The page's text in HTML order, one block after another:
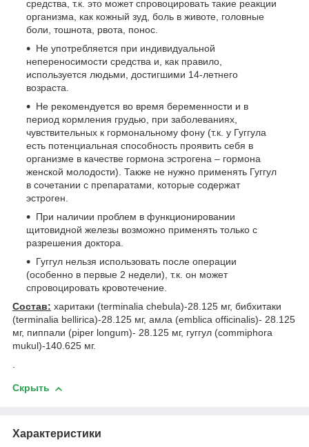
средства, т.к. это может спровоцировать такие реакции
организма, как кожный зуд, боль в животе, головные
боли, тошнота, рвота, понос.
Не употребляется при индивидуальной
непереносимости средства и, как правило,
используется людьми, достигшими 14-летнего
возраста.
Не рекомендуется во время беременности и в
период кормления грудью, при заболеваниях,
чувствительных к гормональному фону (т.к. у Гуггула
есть потенциальная способность проявить себя в
организме в качестве гормона эстрогена – гормона
женской молодости). Также не нужно применять Гуггул
в сочетании с препаратами, которые содержат
эстроген.
При наличии проблем в функционировании
щитовидной железы возможно применять только с
разрешения доктора.
Гуггул нельзя использовать после операции
(особенно в первые 2 недели), т.к. он может
спровоцировать кровотечение.
Состав: харитаки (terminalia chebula)-28.125 мг, бибхитаки
(terminalia bellirica)-28.125 мг, амла (emblica officinalis)- 28.125
мг, пиппали (piper longum)- 28.125 мг, гуггул (commiphora
mukul)-140.625 мг.
.
Скрыть
Характеристики